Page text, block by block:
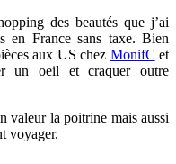
des beautés que j’ai
en France sans taxe. Bien
aux US chez MonifC et
un oeil et craquer outre
valeur la poitrine mais aussi
voyager.